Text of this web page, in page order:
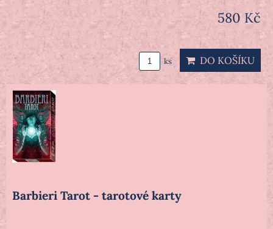
580 Kč
ks DO KOŠÍKU
Barbieri Tarot - tarotové karty